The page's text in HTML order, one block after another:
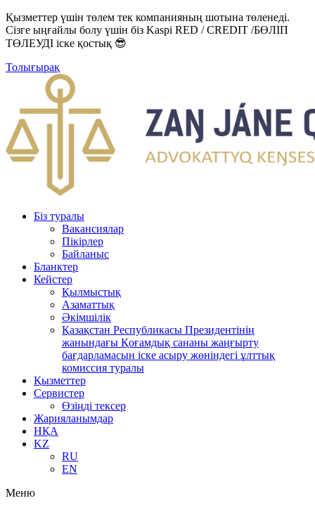
Қызметтер үшін төлем тек компанияның шотына төленеді.
Сізге ыңғайлы болу үшін біз Kaspi RED / CREDIT /БӨЛІП
ТӨЛЕУДІ іске қостық 😎
Толығырақ
Біз туралы
Вакансиялар
Пікірлер
Байланыс
Бланктер
Кейстер
Қылмыстық
Азаматтық
Әкімшілік
Қазақстан Республикасы Президентінің
жанындағы Қоғамдық сананы жаңғырту
бағдарламасын іске асыру жөніндегі ұлттық
комиссия туралы
Қызметтер
Сервистер
Өзіңді тексер
Жарияланымдар
НҚА
KZ
RU
EN
Меню